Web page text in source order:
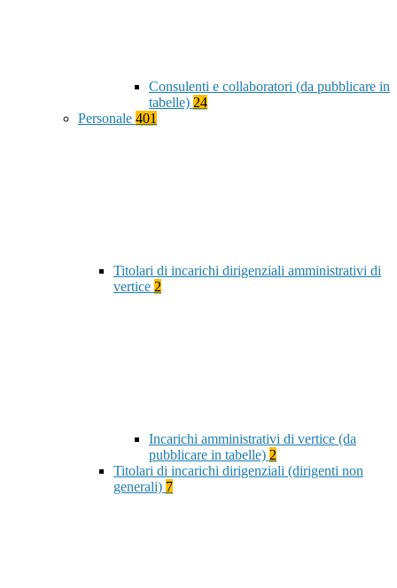
Consulenti e collaboratori (da pubblicare in
tabelle) 24
Personale 401
Titolari di incarichi dirigenziali amministrativi di
vertice 2
Incarichi amministrativi di vertice (da
pubblicare in tabelle) 2
Titolari di incarichi dirigenziali (dirigenti non
generali) 7